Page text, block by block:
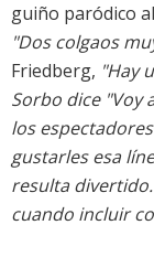
guiño paródico
"Dos colgaos
Friedberg, "Hay
Sorbo dice "Voy
los
gustarles esa
resulta
cuando incluir